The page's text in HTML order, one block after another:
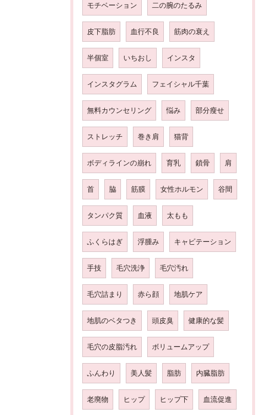
モチベーション 二の腕のたるみ
皮下脂肪 血行不良 筋肉の衰え
半個室 いちおし インスタ
インスタグラム フェイシャル千葉
無料カウンセリング 悩み 部分瘦せ
ストレッチ 巻き肩 猫背
ボディラインの崩れ 育乳 鎖骨 肩
首 脇 筋膜 女性ホルモン 谷間
タンパク質 血液 太もも
ふくらはぎ 浮腫み キャビテーション
手技 毛穴洗浄 毛穴汚れ
毛穴詰まり 赤ら顔 地肌ケア
地肌のベタつき 頭皮臭 健康的な髪
毛穴の皮脂汚れ ボリュームアップ
ふんわり 美人髪 脂肪 内臓脂肪
老廃物 ヒップ ヒップ下 血流促進